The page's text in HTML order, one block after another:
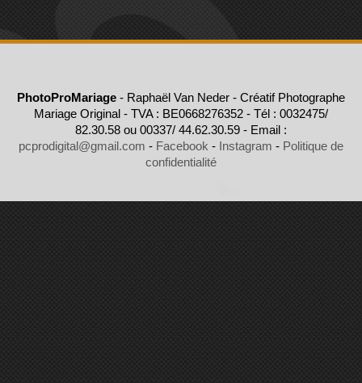
PhotoProMariage - Raphaël Van Neder - Créatif Photographe
Mariage Original - TVA : BE0668276352 - Tél : 0032475/
82.30.58 ou 00337/ 44.62.30.59 - Email :
pcprodigital@gmail.com - Facebook - Instagram - Politique de
confidentialité